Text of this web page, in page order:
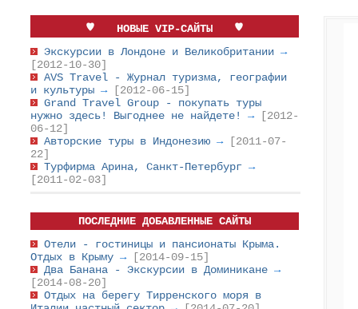
НОВЫЕ VIP-САЙТЫ
Экскурсии в Лондоне и Великобритании →
[2012-10-30]
AVS Travel - Журнал туризма, географии
и культуры →
[2012-06-15]
Grand Travel Group - покупать туры
нужно здесь! Выгоднее не найдете! →
[2012-
06-12]
Авторские туры в Индонезию →
[2011-07-
22]
Турфирма Арина, Санкт-Петербург →
[2011-02-03]
ПОСЛЕДНИЕ ДОБАВЛЕННЫЕ САЙТЫ
Отели - гостиницы и пансионаты Крыма.
Отдых в Крыму →
[2014-09-15]
Два Банана - Экскурсии в Доминикане →
[2014-08-20]
Отдых на берегу Тирренского моря в